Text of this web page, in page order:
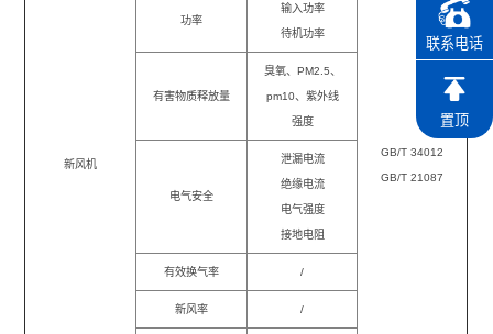
联系电话
置顶
新风机
GB/T 34012
GB/T 21087
功率
输入功率
待机功率
有害物质释放量
臭氧、PM2.5、
pm10、紫外线
强度
电气安全
泄漏电流
绝缘电流
电气强度
接地电阻
有效换气率 /
新风率 /